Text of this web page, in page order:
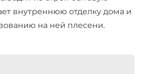
внутреннюю отделку дома и
на ней плесени.